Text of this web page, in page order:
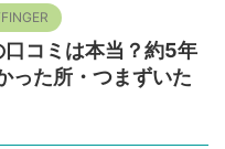
口コミは本当？約5年
った所・つまずいた